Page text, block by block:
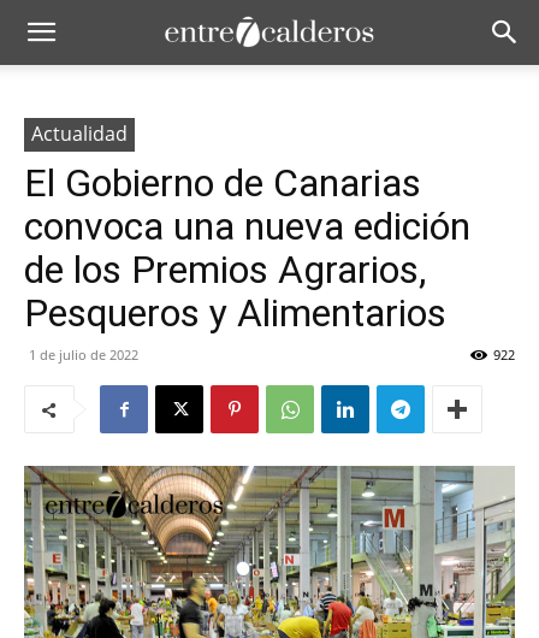
Actualidad
El Gobierno de Canarias
convoca una nueva edición
de los Premios Agrarios,
Pesqueros y Alimentarios
1 de julio de 2022 922